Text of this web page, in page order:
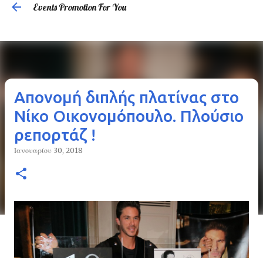
Events Promotion For You
Απονομή διπλής πλατίνας στο
Νίκο Οικονομόπουλο. Πλούσιο
ρεπορτάζ !
Ιανουαρίου 30, 2018